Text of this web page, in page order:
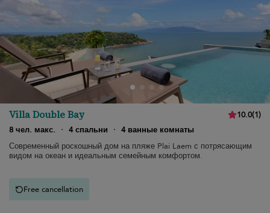
Villa Double Bay 10.0(1)
8 чел. макс.
· 4 спальни · 4 ванные комнаты
Современный роскошный дом на пляже Plai Laem с потрясающим
видом на океан и идеальным семейным комфортом.
Free cancellation